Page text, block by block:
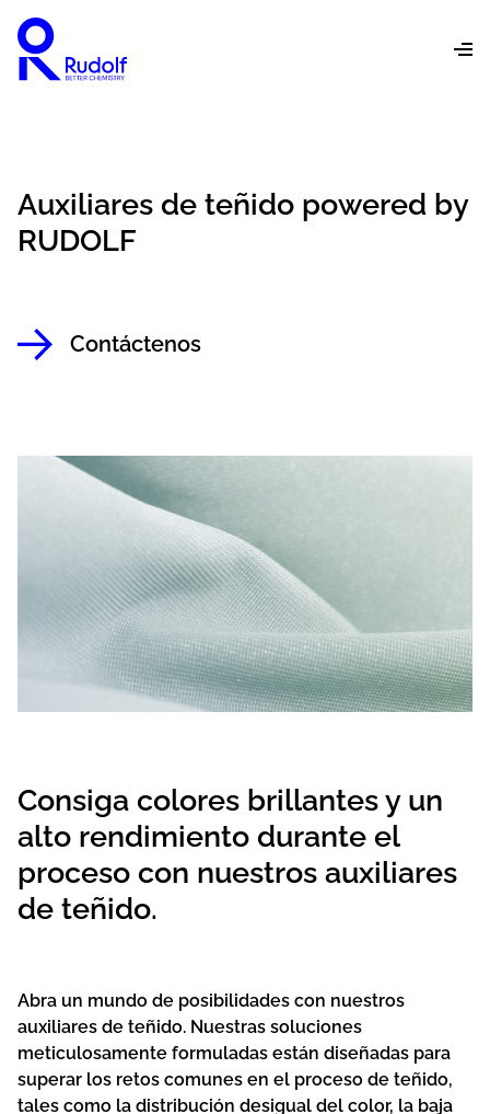
Auxiliares de teñido powered by
RUDOLF
Contáctenos
Consiga colores brillantes y un
alto rendimiento durante el
proceso con nuestros auxiliares
de teñido.
Abra un mundo de posibilidades con nuestros
auxiliares de teñido. Nuestras soluciones
meticulosamente formuladas están diseñadas para
superar los retos comunes en el proceso de teñido,
tales como la distribución desigual del color, la baja